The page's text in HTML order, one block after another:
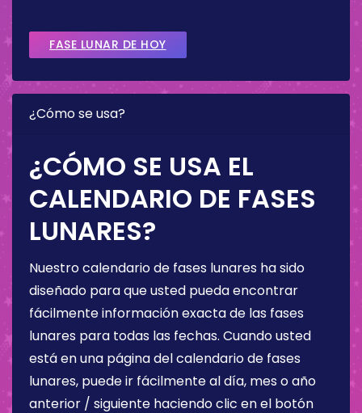
FASE LUNAR DE HOY
¿Cómo se usa?
¿CÓMO SE USA EL
CALENDARIO DE FASES
LUNARES?
Nuestro calendario de fases lunares ha sido
diseñado para que usted pueda encontrar
fácilmente información exacta de las fases
lunares para todas las fechas. Cuando usted
está en una página del calendario de fases
lunares, puede ir fácilmente al día, mes o año
anterior / siguiente haciendo clic en el botón